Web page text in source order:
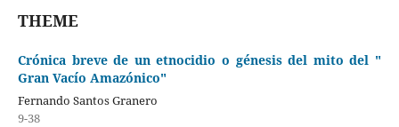
THEME
Crónica breve de un etnocidio o génesis del mito del "
Gran Vacío Amazónico"
Fernando Santos Granero
9-38